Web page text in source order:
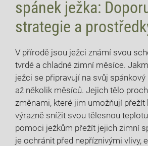
spánek ježka:
strategie a
V přírodě jsou ježci známí svou
tvrdé a chladné zimní měsíce.
ježci se připravují na svůj spánkový
až několik měsíců. Jejich tělo
změnami, které jim umožňují přežít
výrazně snížit svou tělesnou
pomoci ježkům přežít jejich zimní
je ochránit před nepříznivými vlivy,